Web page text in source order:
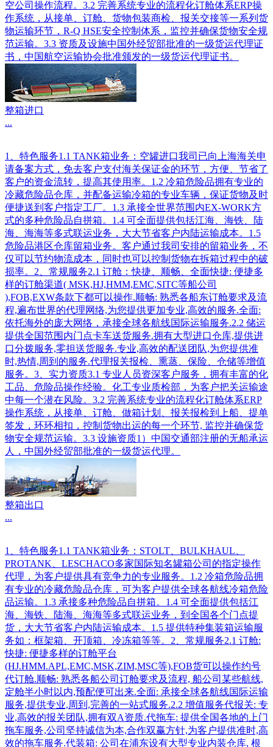
空公司操作流程。3.2 完善系统专业的流程化订舱体系ERP操
作系统，从接单、订舱、货物包装商检、报关交接等一系列货
物运输环节，R-Q HSE安全控制体系，监控并确保货物安全规
范运输。3.3 资质及设施中国外经贸部批准的一级货运代理证
书，中国航空运输协会批准颁发的一级货运代理证书。
整箱进口
...
1、特色服务1.1 TANK箱业务：空罐进口我司已向上海海关申
请备案方式，免去客户支付海关保证金的环节，方便、节省了
客户的资金流转，提高其使用率。1.2 冷箱危险品拥有专业的
冷藏危险品仓库，并配备运输冷箱的专业车辆，保证货物及时
便捷送到客户指定工厂。1.3 承接全世界范围内EX-WORK方
式的多种危险品自拼箱。1.4 可全面提供包括江海、海铁、陆
海、海海等多式联运业务，大大节省客户内陆运输成本。1.5
危险品港区仓库留箱业务。客户通过我司安排的留箱业务，不
仅可以节约物流成本，同时也可以控制货物在拆箱过程中的破
损率。2、常规服务2.1 订舱：快捷、顺畅、全面快捷: 便捷多
样的订舱渠道( MSK,HJ,HMM,EMC,SITC等船公司
),FOB,EXW条款下都可以操作.顺畅: 熟悉各船东订舱要求及流
程,遍布世界的代理网络,为您提供更加专业,高效的服务.全面:
依托海外的庞大网络，承接全球各航线国际运输服务.2.2 储运
提供全国范围内门点卡车送货服务.拥有大型进口仓库,提供进
口分拨服务,零担送货服务.专业,高效的配送团队,为您提供准
时,热情,周到的服务.代理报关报检、熏蒸、保险、仓储等增值
服务。3、实力资质3.1 专业人员资深客户服务，拥有丰富的化
工品、危险品操作经验。化工专业质检部，为客户把关运输途
中每一个潜在风险。3.2 完善系统专业的流程化订舱体系ERP
操作系统，从接单、订舱、做箱计划、报关报检到上船、提单
签发，环环相扣，控制货物出运的每一个环节, 监控并确保货
物安全规范运输。3.3 设施资质1）中国交通部注册的无船承运
人，中国外经贸部批准的一级货运代理。
整箱出口
...
1、特色服务1.1 TANK箱业务：STOLT、BULKHAUL、
PROTANK、LESCHACO多家国际知名罐箱公司的指定操作
代理，为客户提供具有竞争力的专业服务。1.2 冷箱危险品拥
有专业的冷藏危险品仓库，可为客户提供全球各航线冷箱危险
品运输。1.3 承接多种危险品自拼箱。1.4 可全面提供包括江
海、海铁、陆海、海海等多式联运业务，到全国各个门点提
货，大大节省客户内陆运输成本。1.5 提供特种集装箱运输服
务如：框架箱、开顶箱、冷冻箱等等。2、常规服务2.1 订舱:
快捷: 便捷多样的订舱平台
(HJ.HMM.APL,EMC,MSK,ZIM,MSC等),FOB货可以操作约号
代订舱.顺畅: 熟悉各船公司订舱要求及流程, 船公司某些航线,
定舱半小时以内,预配便可出来.全面: 承接全球各航线国际运输
服务,提供专业,周到,完善的一站式服务.2.2 增值服务代报关: 专
业,高效的报关团队,拥有双A资质.代拖车: 提供全国各地的上门
拖车服务,公司坚持诚信为本,合作双赢方针,为客户提供准时,高
效的拖车服务.代装箱: 公司在浦东设有大型专业内装仓库, 根